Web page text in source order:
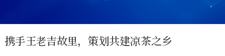
携手王老吉故里，策划共建凉茶之乡